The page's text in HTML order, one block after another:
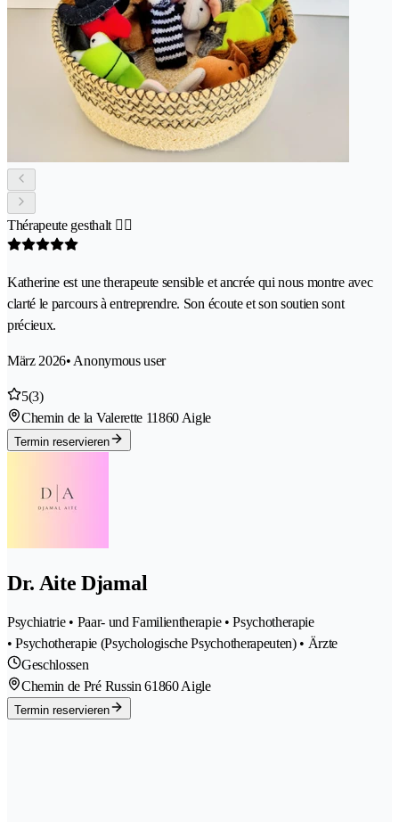
Thérapeute gesthalt 👌🏻
Katherine est une therapeute sensible et ancrée qui nous montre avec
clarté le parcours à entreprendre. Son écoute et son soutien sont
précieux.
März 2026• Anonymous user
5(3)
Chemin de la Valerette 11860 Aigle
Termin reservieren
Dr. Aite Djamal
Psychiatrie • Paar- und Familientherapie • Psychotherapie
• Psychotherapie (Psychologische Psychotherapeuten) • Ärzte
Geschlossen
Chemin de Pré Russin 61860 Aigle
Termin reservieren